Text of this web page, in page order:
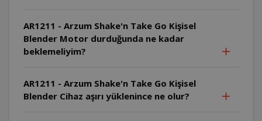
AR1211 - Arzum Shake'n Take Go Kişisel
Blender Motor durduğunda ne kadar
beklemeliyim?
AR1211 - Arzum Shake'n Take Go Kişisel
Blender Cihaz aşırı yüklenince ne olur?